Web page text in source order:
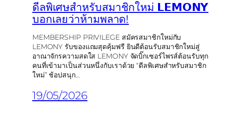
ดีลพิเศษสำหรับสมาชิกใหม่ 𝗟𝗘𝗠𝗢𝗡𝗬
บอกเลยว่าห้ามพลาด!
MEMBERSHIP PRIVILEGE สมัครสมาชิกใหม่กับ
LEMONY รับของแถมสุดคุ้มฟรี ยินดีต้อนรับสมาชิกใหม่สู่
อาณาจักรความสดใส LEMONY จัดบิ๊กเซอร์ไพรส์ต้อนรับทุก
คนที่เข้ามาเป็นส่วนหนึ่งกับเราด้วย “ดีลพิเศษสำหรับสมาชิก
ใหม่” ช้อปสนุก…
19/05/2026